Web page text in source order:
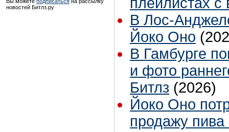
новостей Битлз.ру
В Лос-
Йоко Оно
В Гамбурге
и фото
Битлз (2026)
Йоко Оно
продажу